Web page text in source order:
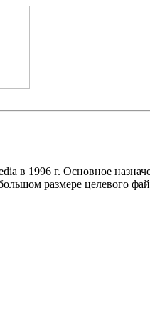
в 1996 г. Основное
размере целевого